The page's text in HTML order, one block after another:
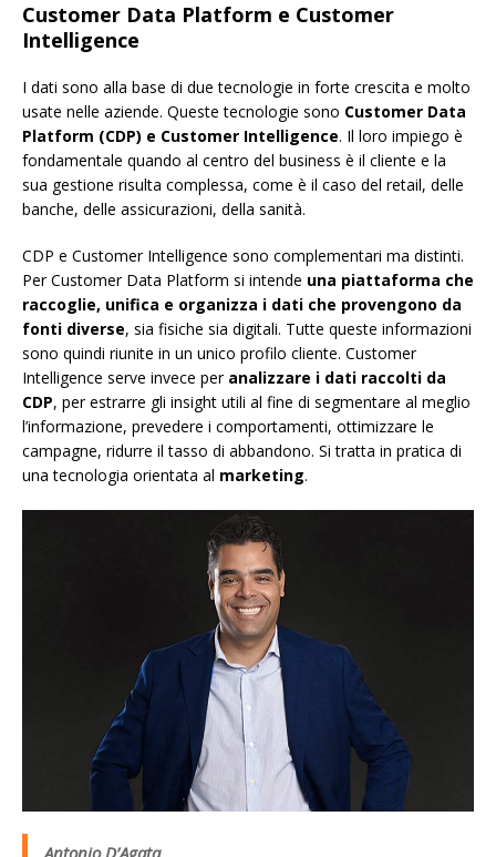
Customer Data Platform e Customer
Intelligence
I dati sono alla base di due tecnologie in forte crescita e molto
usate nelle aziende. Queste tecnologie sono Customer Data
Platform (CDP) e Customer Intelligence. Il loro impiego è
fondamentale quando al centro del business è il cliente e la
sua gestione risulta complessa, come è il caso del retail, delle
banche, delle assicurazioni, della sanità.
CDP e Customer Intelligence sono complementari ma distinti.
Per Customer Data Platform si intende una piattaforma che
raccoglie, unifica e organizza i dati che provengono da
fonti diverse, sia fisiche sia digitali. Tutte queste informazioni
sono quindi riunite in un unico profilo cliente. Customer
Intelligence serve invece per analizzare i dati raccolti da
CDP, per estrarre gli insight utili al fine di segmentare al meglio
l’informazione, prevedere i comportamenti, ottimizzare le
campagne, ridurre il tasso di abbandono. Si tratta in pratica di
una tecnologia orientata al marketing.